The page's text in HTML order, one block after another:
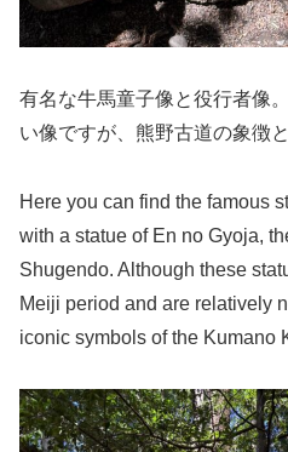
有名な牛馬童子像と役行者像
い像ですが、熊野古道の象徴
Here you can find the famous
with a statue of En no Gyoja,
Shugendo. Although these
Meiji period and are relatively
iconic symbols of the Kumano